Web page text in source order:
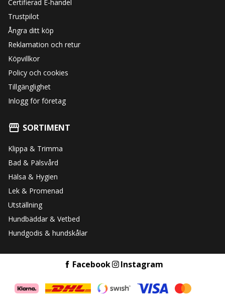
Certifierad E-handel
Trustpilot
Ångra ditt köp
Reklamation och retur
Köpvillkor
Policy och cookies
Tillgänglighet
Inlogg för företag
SORTIMENT
Klippa & Trimma
Bad & Pälsvård
Hälsa & Hygien
Lek & Promenad
Utställning
Hundbäddar & Vetbed
Hundgodis & hundskålar
Facebook Instagram